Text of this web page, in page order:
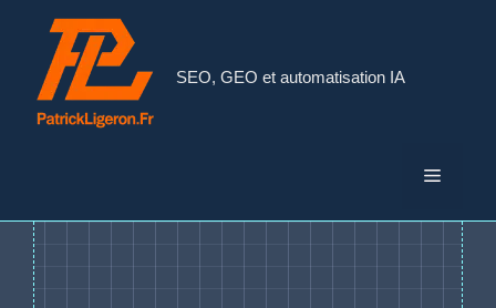
contenu
SEO, GEO et automatisation IA
Menu